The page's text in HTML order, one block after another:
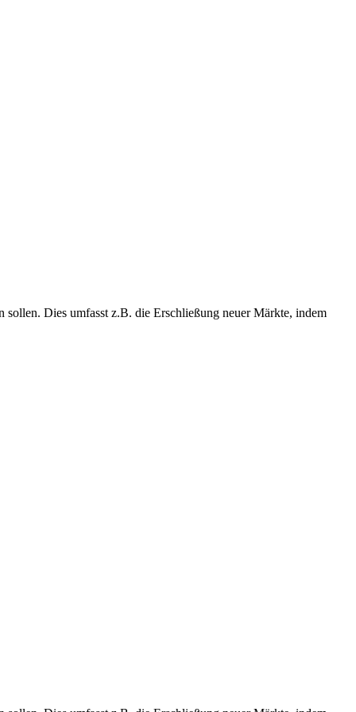
sollen. Dies umfasst z.B. die Erschließung neuer Märkte, indem